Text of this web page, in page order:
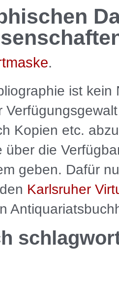
.
ist kein
Kopien etc.
über die
geben. Dafür
Karlsruher